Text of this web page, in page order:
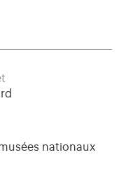
nationaux